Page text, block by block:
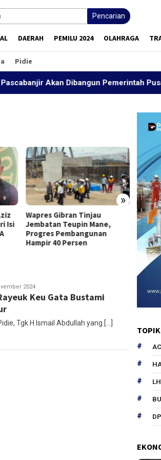
Pencarian
DAERAH PEMILU 2024 OLAHRAGA
Pidie
Akan Dibangun Pemerintah Pusat
»
Isi
Wapres Gibran Tinjau
Jembatan Teupin Mane,
Progres Pembangunan
Hampir 40 Persen
2024
Keu Gata Bustami
Tgk H Ismail Abdullah yang […]